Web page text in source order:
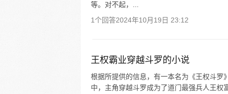
等。对不起，...
1个回答2024年10月19日 23:12
王权霸业穿越斗罗的小说
根据所提供的信息，有一本名为《王权斗罗
中，主角穿越斗罗成为了道门最强兵人王